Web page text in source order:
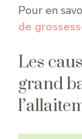
Pour en
de
Les
grand